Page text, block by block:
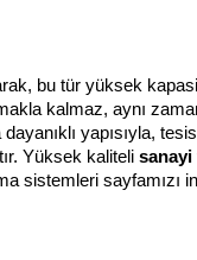
bu tür yüksek
kalmaz, aynı
yapısıyla,
Yüksek kaliteli sanayi
sistemleri sayfamızı